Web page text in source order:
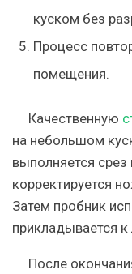
куском без
Процесс
помещения.
Качественную
на небольшом
выполняется срез
корректируется
Затем пробник
прикладывается к
После